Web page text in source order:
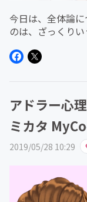
今日は、全体論
のは、ざっくり
するとなぜか掃
アドラー心
ミカタ
2019/05/28 10:29